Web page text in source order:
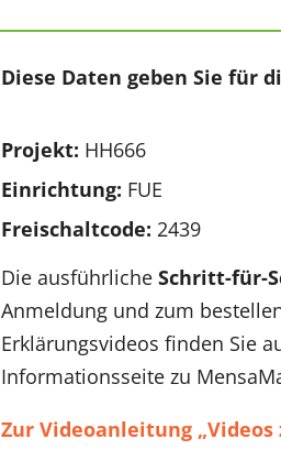
Diese Daten geben Sie für
Projekt: HH666
Einrichtung: FUE
Freischaltcode: 2439
Die ausführliche Schritt-für-
Anmeldung und zum
Erklärungsvideos finden Sie
Informationsseite zu
Zur Videoanleitung „Videos